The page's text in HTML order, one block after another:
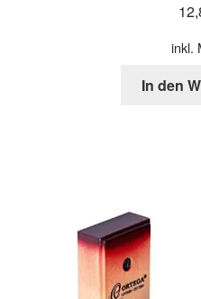
inkl.
In den